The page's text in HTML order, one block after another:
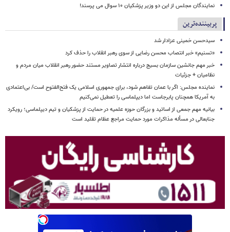
نمایندگان مجلس از این دو وزیر پزشکیان ۱۰ سوال می پرسند!
پربیننده‌ترین
سیدحسن خمینی عزادار شد
«تسنیم» خبر انتصاب محسن رضایی از سوی رهبر انقلاب را حذف کرد
خبر مهم جانشین سازمان بسیج درباره انتشار تصاویر مستند حضور رهبر انقلاب میان مردم و
نظامیان + جزئیات
نماینده مجلس: اگر با عمان تفاهم شود، برای جمهوری اسلامی یک فتح‌الفتوح است/ بی‌اعتمادی
به آمریکا همچنان پابرجاست اما دیپلماسی را تعطیل نمی‌کنیم
بیانیه مهم جمعی از اساتید و بزرگان حوزه علمیه در حمایت از پزشکیان و تیم دیپلماسی؛ رویکرد
جنابعالی در مسأله مذاکرات مورد حمایت مراجع عظام تقلید است